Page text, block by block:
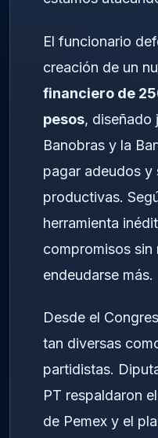
El funcionario
creación de un
financiero de
pesos, diseñado
Banobras y la
pagar adeudos y
productivas.
herramienta
compromisos sin
endeudarse más.
Desde el
tan diversas
partidistas.
PT respaldaron
de Pemex y el